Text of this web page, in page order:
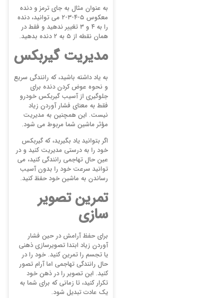
به عنوان مثال به جای ترمز و دنده
معکوس ۵-۴-۳-۲ می توانید، دنده
را به ۴ و ۳ تغییر ندهید و فقط در
همان نقطه از ۵ به ۲ دنده بدهید.
مدیریت گیربکس
به یاد داشته باشید، که رانندگی سریع
و نحوه عوض کردن دنده برای
جلوگیری از آسیب گیربکس خودرو
فقط به معنای فشار آوردن زیاد
نیست. این همچنین به مدیریت
مؤثر ماشین شما مربوط می شود.
اگر بتوانید یاد بگیرید، که گیربکس
خود را به درستی مدیریت کنید و در
عین حال تهاجمی رانندگی کنید، می
توانید سرعت خود را بدون آسیب
رساندن به ماشین خود حفظ کنید.
تمرین تصویر
سازی
برای حفظ آرامش در حین فشار
آوردن زیاد ابتدا تصویرسازی ذهنی
یا تجسم را تمرین کنید. خود را در
حال رانندگی تهاجمی اما آرام تصور
کنید. این تصویر را در ذهن خود
تکرار کنید، تا زمانی که برای شما به
یک عادت تبدیل شود.